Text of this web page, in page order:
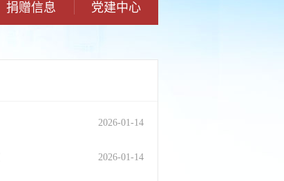
捐赠信息 党建中心
2026-01-14
2026-01-14